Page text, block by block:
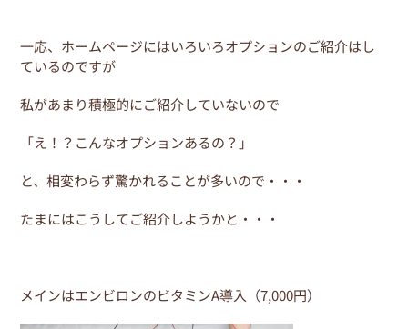
一応、ホームページにはいろいろオプションのご紹介はし
ているのですが
私があまり積極的にご紹介していないので
「え！？こんなオプションあるの？」
と、相変わらず驚かれることが多いので・・・
たまにはこうしてご紹介しようかと・・・
メインはエンビロンのビタミンA導入（7,000円）